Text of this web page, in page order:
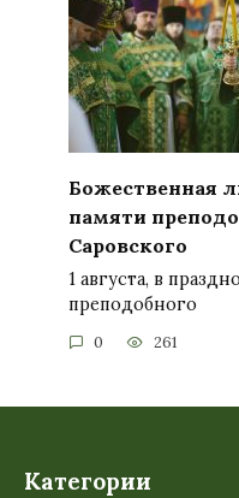
Божественная
памяти
Саровского
1 августа, в
преподобного
0 261
Категории